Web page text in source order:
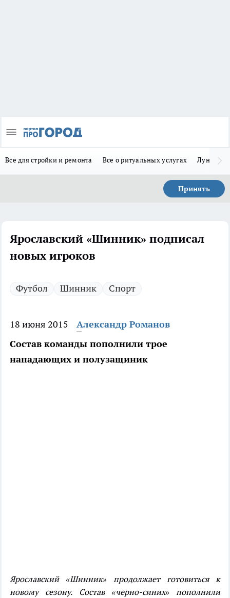
Все для стройки и ремонта Все о ритуальных услугах Лунно-
Принять
Ярославский «Шинник» подписал
новых игроков
Футбол Шинник Спорт
18 июня 2015
Александр Романов
Состав команды пополнили трое
нападающих и полузащиник
Ярославский «Шинник» продолжает готовиться к
новому сезону. Состав «черно-синих» пополнили